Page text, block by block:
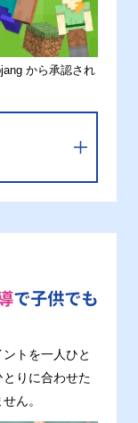
から承認され
で子供でも
トを一人ひと
りに合わせた
ん。